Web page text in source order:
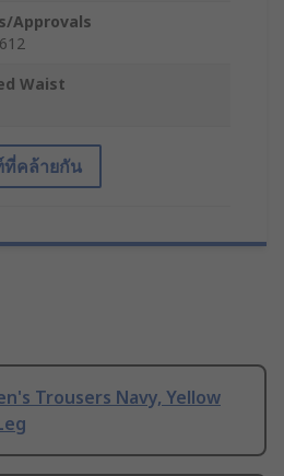
Approvals
Waist
คล้ายกัน
Trousers Navy, Yellow